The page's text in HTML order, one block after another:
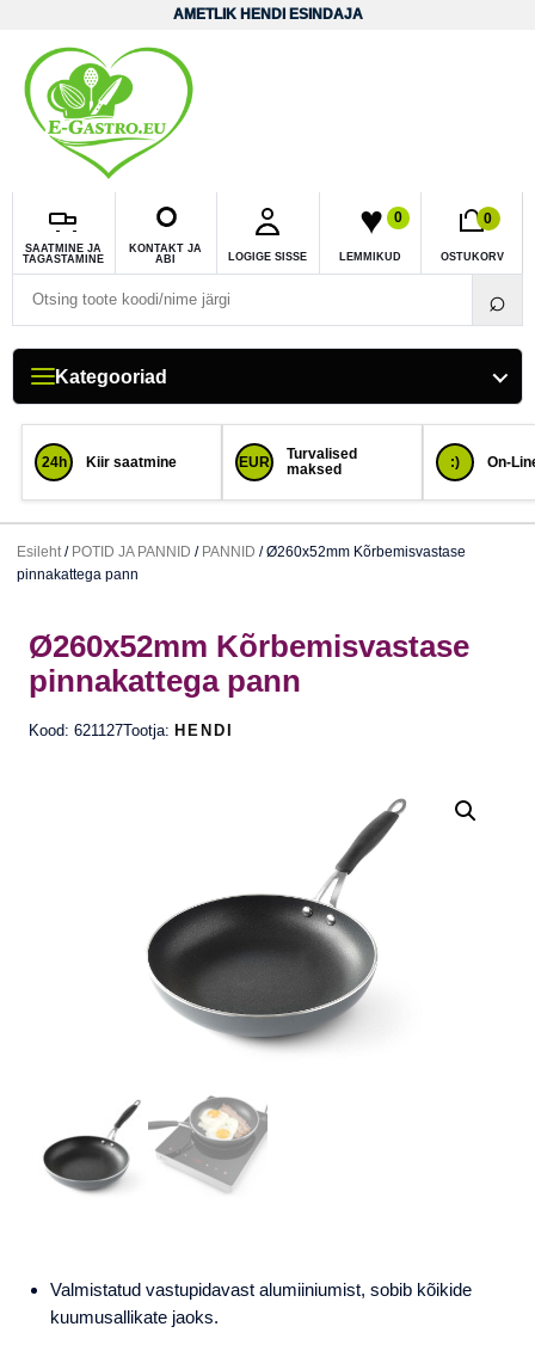
AMETLIK HENDI ESINDAJA
⌕
SAATMINE JA
TAGASTAMINE
KONTAKT JA
ABI
LOGIGE SISSE LEMMIKUD
0
OSTUKORV
0
Kategooriad
24h Kiir saatmine EUR
Turvalised
maksed
:) On-
Esileht/ POTID JA PANNID / PANNID / Ø260x52mm Kõrbemisvastase
pinnakattega pann
Ø260x52mm Kõrbemisvastase
pinnakattega pann
Kood: 621127Tootja: HENDI
Valmistatud vastupidavast alumiiniumist, sobib kõikide
kuumusallikate jaoks.